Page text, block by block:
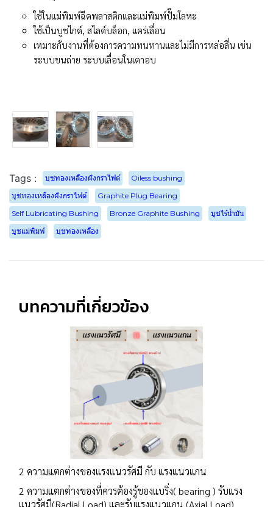
ใช้ในแม่พิมพ์ฉีดพลาสติกและแม่พิมพ์ปั๊มโลหะ
ใช้เป็นบูชไกด์, สไลด์บล็อก, แคร่เลื่อน
เหมาะกับงานที่ต้องการความทนทานและไม่มีการหล่อลื่น เช่น
ระบบขนถ่าย ระบบเลื่อนในเตาอบ
Tags : บุซทองเหลืองฝังกราไฟต์
Oiless bushing
บูชทองเหลืองฝังกราไฟต์
Graphite Plug Bearing
Self Lubricating Bushing
Bronze Graphite Bushing
บูชไร้น้ำมัน
บูชแม่พิมพ์
บุชทองเหลือง
บทความที่เกี่ยวข้อง
2 ความแตกต่างของแรงแนวรัศมี กับ แรงแนวแกน
2 ความแตกต่างของที่ควรต้องรู้ของแบริ่ง( bearing ) รับแรง
แนวรัศมี(Radial Load) และรับแรงแนวแกน (Axial Load)